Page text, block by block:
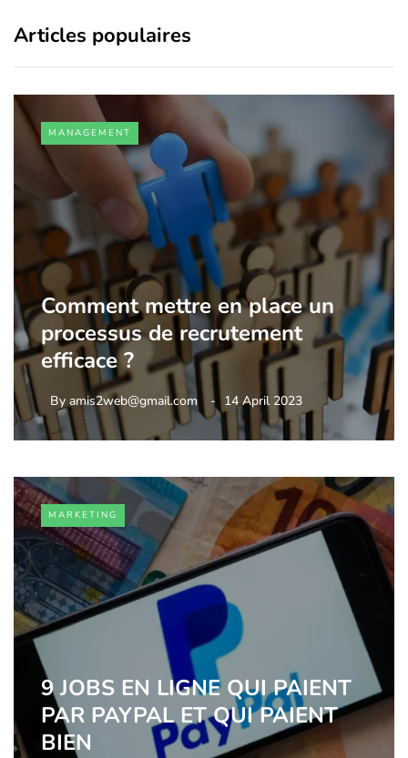
Articles populaires
MANAGEMENT
Comment mettre en place un
processus de recrutement
efficace ?
By amis2web@gmail.com 14 April 2023
MARKETING
9 JOBS EN LIGNE QUI PAIENT
PAR PAYPAL ET QUI PAIENT
BIEN